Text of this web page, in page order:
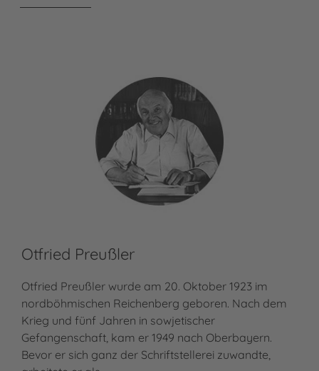
Otfried Preußler
Otfried Preußler wurde am 20. Oktober 1923 im
nordböhmischen Reichenberg geboren. Nach dem
Krieg und fünf Jahren in sowjetischer
Gefangenschaft, kam er 1949 nach Oberbayern.
Bevor er sich ganz der Schriftstellerei zuwandte,